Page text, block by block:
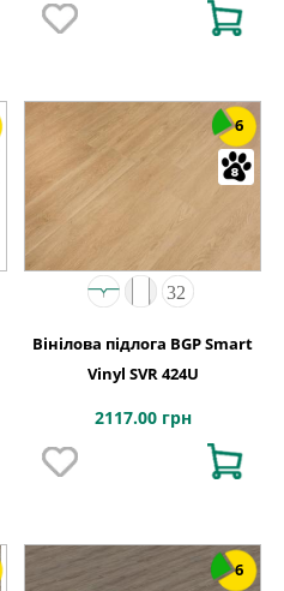
6
Вінілова підлога BGP Smart
Vinyl SVR 424U
2117.00 грн
6